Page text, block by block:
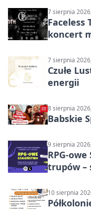
7 sierpnia
Faceless
koncert
7 sierpnia
Czułe
energii
8 sierpnia
Babskie
9 sierpnia
RPG-
trupów –
10 sierpnia